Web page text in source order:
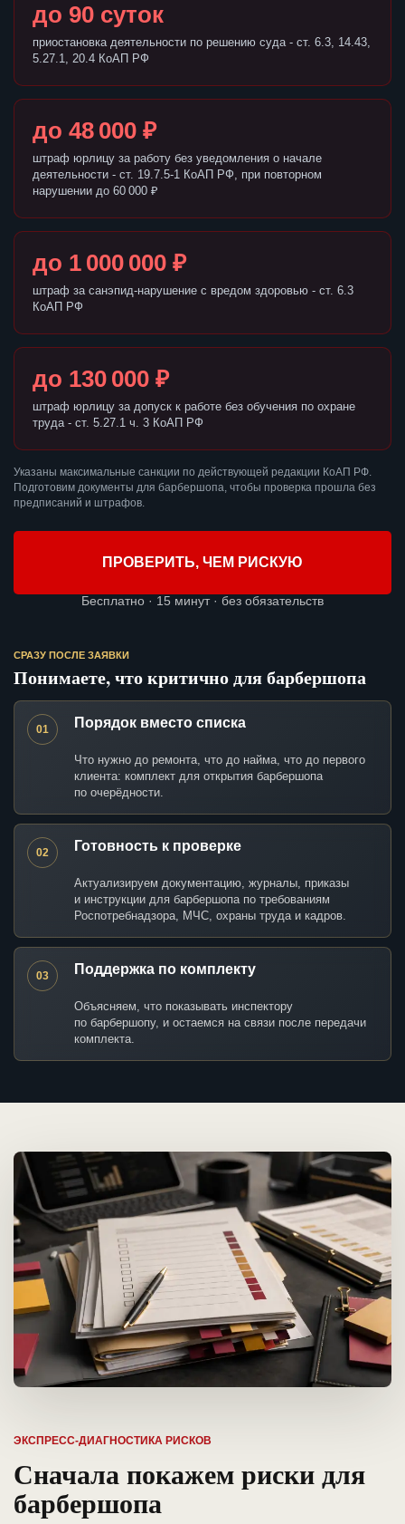
до 90 суток
приостановка деятельности по решению суда - ст. 6.3, 14.43,
5.27.1, 20.4 КоАП РФ
до 48 000 ₽
штраф юрлицу за работу без уведомления о начале
деятельности - ст. 19.7.5-1 КоАП РФ, при повторном
нарушении до 60 000 ₽
до 1 000 000 ₽
штраф за санэпид-нарушение с вредом здоровью - ст. 6.3
КоАП РФ
до 130 000 ₽
штраф юрлицу за допуск к работе без обучения по охране
труда - ст. 5.27.1 ч. 3 КоАП РФ
Указаны максимальные санкции по действующей редакции КоАП РФ.
Подготовим документы для барбершопа, чтобы проверка прошла без
предписаний и штрафов.
ПРОВЕРИТЬ, ЧЕМ РИСКУЮ
Бесплатно · 15 минут · без обязательств
СРАЗУ ПОСЛЕ ЗАЯВКИ
Понимаете, что критично для барбершопа
01 Порядок вместо списка
Что нужно до ремонта, что до найма, что до первого
клиента: комплект для открытия барбершопа
по очерёдности.
02 Готовность к проверке
Актуализируем документацию, журналы, приказы
и инструкции для барбершопа по требованиям
Роспотребнадзора, МЧС, охраны труда и кадров.
03 Поддержка по комплекту
Объясняем, что показывать инспектору
по барбершопу, и остаемся на связи после передачи
комплекта.
ЭКСПРЕСС-ДИАГНОСТИКА РИСКОВ
Сначала покажем риски для
барбершопа